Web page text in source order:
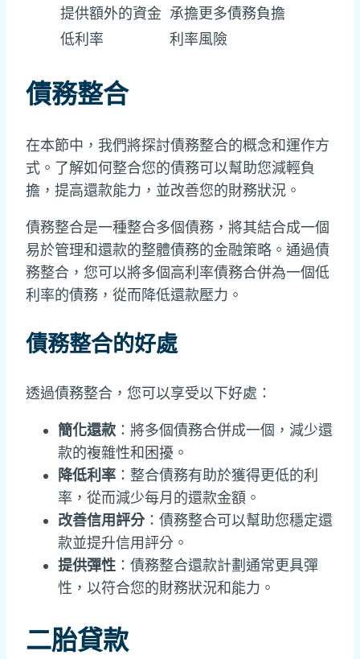
提供額外的資金 承擔更多債務負擔
低利率
利率風險
債務整合
在本節中，我們將探討債務整合的概念和運作方
式。了解如何整合您的債務可以幫助您減輕負
擔，提高還款能力，並改善您的財務狀況。
債務整合是一種整合多個債務，將其結合成一個
易於管理和還款的整體債務的金融策略。通過債
務整合，您可以將多個高利率債務合併為一個低
利率的債務，從而降低還款壓力。
債務整合的好處
透過債務整合，您可以享受以下好處：
簡化還款 ：將多個債務合併成一個，減少還
款的複雜性和困擾。
降低利率 ：整合債務有助於獲得更低的利
率，從而減少每月的還款金額。
改善信用評分：債務整合可以幫助您穩定還
款並提升信用評分。
提供彈性 ：債務整合還款計劃通常更具彈
性，以符合您的財務狀況和能力。
二胎貸款